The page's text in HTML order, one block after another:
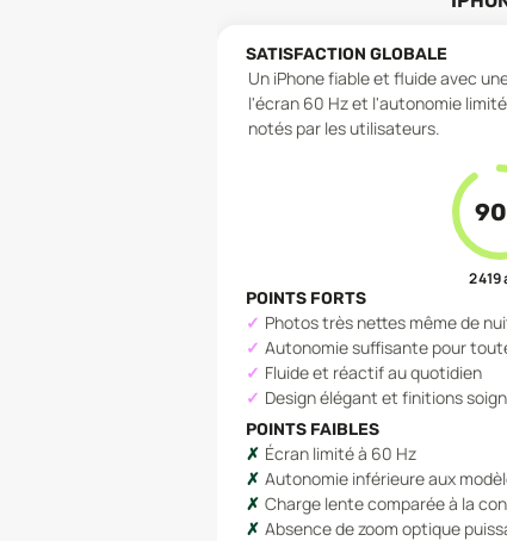
SATISFACTION GLOBALE
Un iPhone fiable et fluide avec
l'écran 60 Hz et l'autonomie
notés par les utilisateurs.
90
2 419
POINTS FORTS
Photos très nettes même de
Autonomie suffisante pour
Fluide et réactif au quotidien
Design élégant et finitions
POINTS FAIBLES
Écran limité à 60 Hz
Autonomie inférieure aux
Charge lente comparée à la
Absence de zoom optique